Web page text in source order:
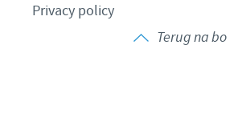
Privacy policy
Terug na bo